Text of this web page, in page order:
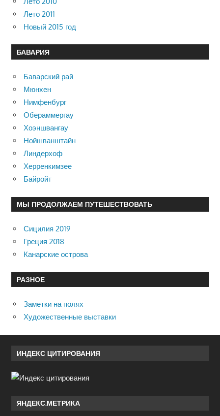
Лето 2011
Новый 2015 год
БАВАРИЯ
Баварский рай
Мюнхен
Нимфенбург
Обераммергау
Хоэншвангау
Нойшванштайн
Линдерхоф
Херренкимзее
Байройт
МЫ ПРОДОЛЖАЕМ ПУТЕШЕСТВОВАТЬ
Сицилия 2019
Греция 2018
Канарские острова
РАЗНОЕ
Заметки на полях
Художественные выставки
ИНДЕКС ЦИТИРОВАНИЯ
ЯНДЕКС.МЕТРИКА